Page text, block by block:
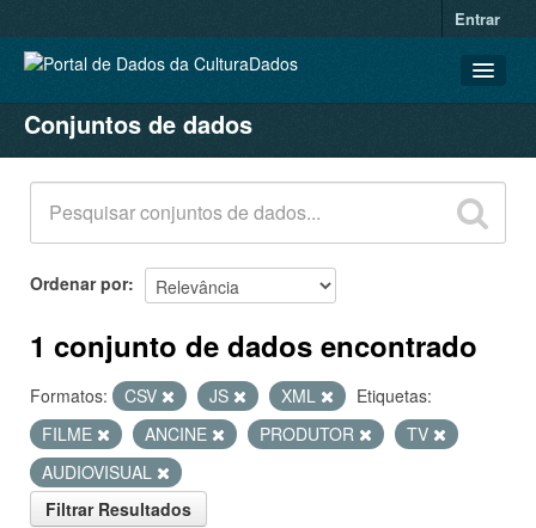
Entrar
CONJUNTOS DE DADOS
ORGANIZAÇÕES
GRUPOS
SOBRE
Conjuntos de dados
Ordenar por
1 conjunto de dados encontrado
Formatos: CSV JS XML
Etiquetas:
FILME
ANCINE PRODUTOR
TV
AUDIOVISUAL
Filtrar Resultados